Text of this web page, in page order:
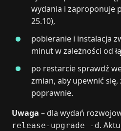
wydania i zaproponuje
25.10),
pobieranie i instalacja
minut w zależności od
po restarcie sprawdź
zmian, aby upewnić
poprawnie.
Uwaga – dla wydań
release-upgrade -d.